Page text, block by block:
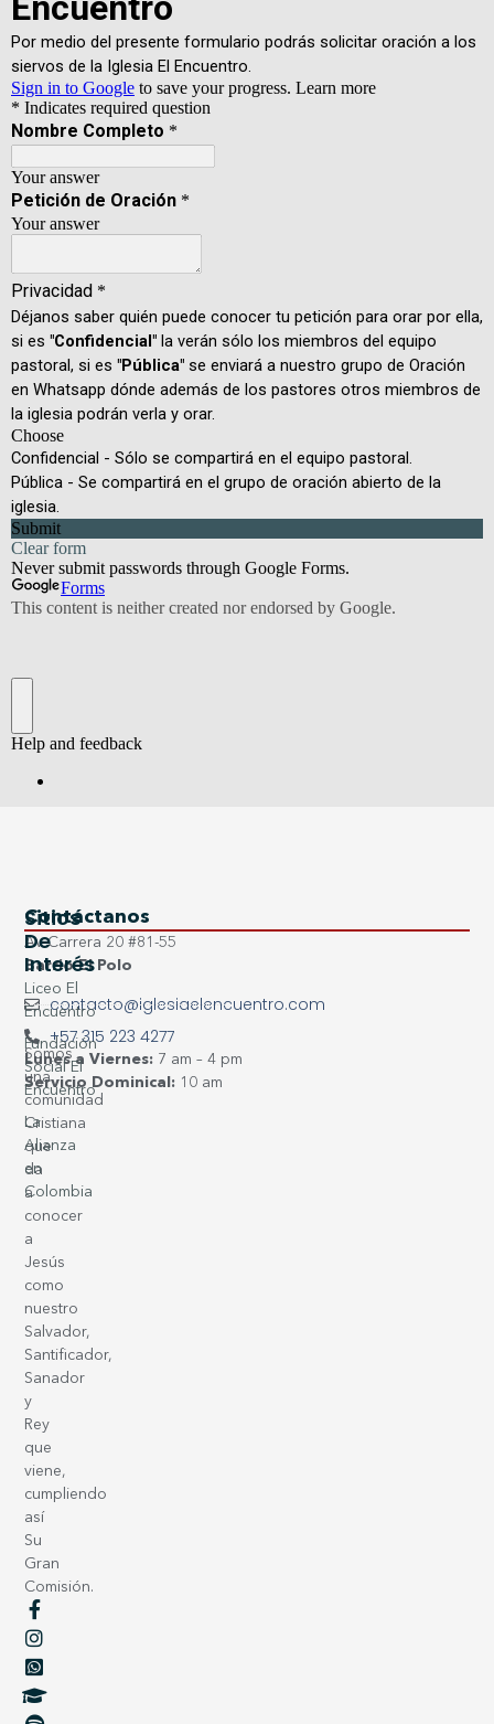
Somos
una
comunidad
Cristiana
que
da
a
conocer
a
Jesús
como
nuestro
Salvador,
Santificador,
Sanador
y
Rey
que
viene,
cumpliendo
así
Su
Gran
Comisión.
Contáctanos
Av Carrera 20 #81-55
Barrio El Polo
contacto@iglesiaelencuentro.com
+57 315 223 4277
Lunes a Viernes: 7 am – 4 pm
Servicio Dominical: 10 am
Sitios
De
Interés
Liceo El
Encuentro
Fundación
Social El
Encuentro
La
Alianza
en
Colombia